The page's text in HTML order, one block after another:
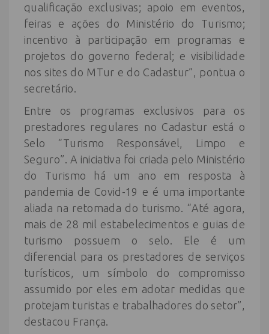
qualificação exclusivas; apoio em eventos,
feiras e ações do Ministério do Turismo;
incentivo à participação em programas e
projetos do governo federal; e visibilidade
nos sites do MTur e do Cadastur”, pontua o
secretário.
Entre os programas exclusivos para os
prestadores regulares no Cadastur está o
Selo “Turismo Responsável, Limpo e
Seguro”. A iniciativa foi criada pelo Ministério
do Turismo há um ano em resposta à
pandemia de Covid-19 e é uma importante
aliada na retomada do turismo. “Até agora,
mais de 28 mil estabelecimentos e guias de
turismo possuem o selo. Ele é um
diferencial para os prestadores de serviços
turísticos, um símbolo do compromisso
assumido por eles em adotar medidas que
protejam turistas e trabalhadores do setor”,
destacou França.